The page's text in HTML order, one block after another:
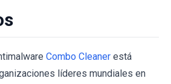
Combo Cleaner está
líderes mundiales en